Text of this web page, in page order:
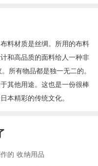
料材质是丝绸。所用的布料
和高品质的面料给人一种非
所有物品都是独一无二的。
其他用途。这也是一份很棒
本精彩的传统文化。
的 收纳用品